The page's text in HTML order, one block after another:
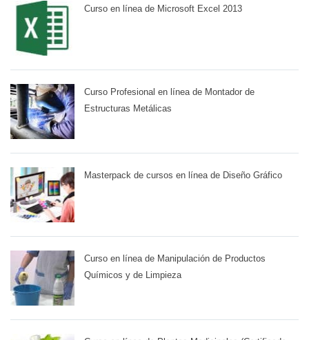
Curso en línea de Microsoft Excel 2013
Curso Profesional en línea de Montador de
Estructuras Metálicas
Masterpack de cursos en línea de Diseño Gráfico
Curso en línea de Manipulación de Productos
Químicos y de Limpieza